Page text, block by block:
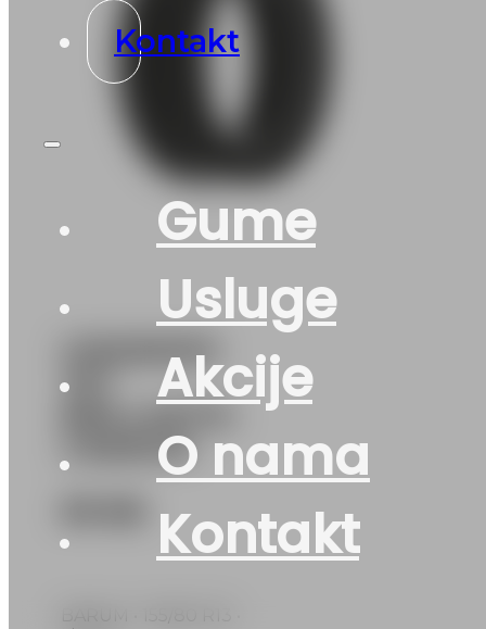
Kontakt
Gume
Usluge
Akcije
O nama
Kontakt
G155/80R13
79T
2 BARUM